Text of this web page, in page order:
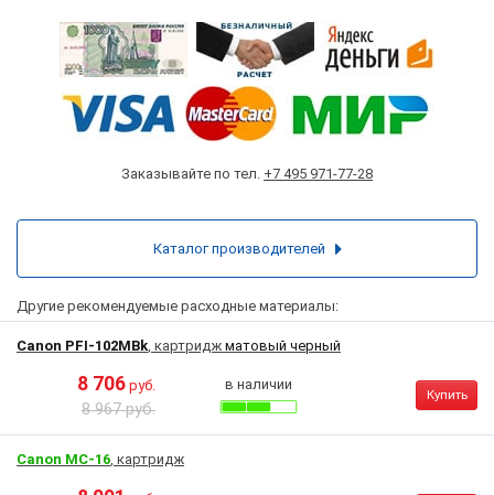
Заказывайте по тел. +7 495 971-77-28
Другие рекомендуемые расходные материалы:
Canon PFI-102MBk, картридж матовый черный
8 706 руб.
8 967 руб.
в наличии
Купить
Canon MC-16, картридж